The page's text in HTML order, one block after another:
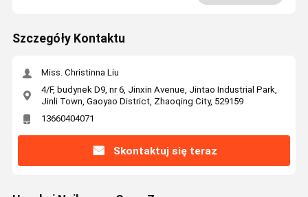
Szczegóły Kontaktu
Miss. Christinna Liu
4/F, budynek D9, nr 6, Jinxin Avenue, Jintao Industrial Park,
Jinli Town, Gaoyao District, Zhaoqing City, 529159
13660404071
Skontaktuj się teraz